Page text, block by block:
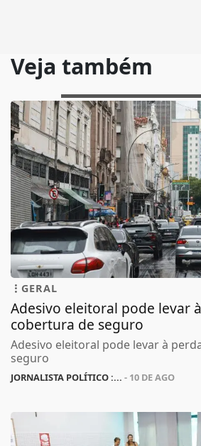
Veja também
GERAL
Adesivo eleitoral pode levar
cobertura de seguro
Adesivo eleitoral pode levar à
seguro
JORNALISTA POLÍTICO :... - 10 DE AGO